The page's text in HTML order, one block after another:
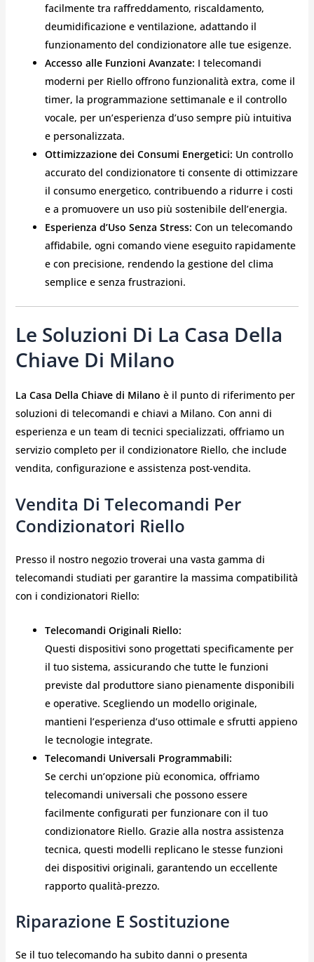
facilmente tra raffreddamento, riscaldamento,
deumidificazione e ventilazione, adattando il
funzionamento del condizionatore alle tue esigenze.
Accesso alle Funzioni Avanzate: I telecomandi
moderni per Riello offrono funzionalità extra, come il
timer, la programmazione settimanale e il controllo
vocale, per un’esperienza d’uso sempre più intuitiva
e personalizzata.
Ottimizzazione dei Consumi Energetici: Un controllo
accurato del condizionatore ti consente di ottimizzare
il consumo energetico, contribuendo a ridurre i costi
e a promuovere un uso più sostenibile dell’energia.
Esperienza d’Uso Senza Stress: Con un telecomando
affidabile, ogni comando viene eseguito rapidamente
e con precisione, rendendo la gestione del clima
semplice e senza frustrazioni.
Le Soluzioni Di La Casa Della
Chiave Di Milano
La Casa Della Chiave di Milano è il punto di riferimento per
soluzioni di telecomandi e chiavi a Milano. Con anni di
esperienza e un team di tecnici specializzati, offriamo un
servizio completo per il condizionatore Riello, che include
vendita, configurazione e assistenza post-vendita.
Vendita Di Telecomandi Per
Condizionatori Riello
Presso il nostro negozio troverai una vasta gamma di
telecomandi studiati per garantire la massima compatibilità
con i condizionatori Riello:
Telecomandi Originali Riello:
Questi dispositivi sono progettati specificamente per
il tuo sistema, assicurando che tutte le funzioni
previste dal produttore siano pienamente disponibili
e operative. Scegliendo un modello originale,
mantieni l’esperienza d’uso ottimale e sfrutti appieno
le tecnologie integrate.
Telecomandi Universali Programmabili:
Se cerchi un’opzione più economica, offriamo
telecomandi universali che possono essere
facilmente configurati per funzionare con il tuo
condizionatore Riello. Grazie alla nostra assistenza
tecnica, questi modelli replicano le stesse funzioni
dei dispositivi originali, garantendo un eccellente
rapporto qualità-prezzo.
Riparazione E Sostituzione
Se il tuo telecomando ha subito danni o presenta